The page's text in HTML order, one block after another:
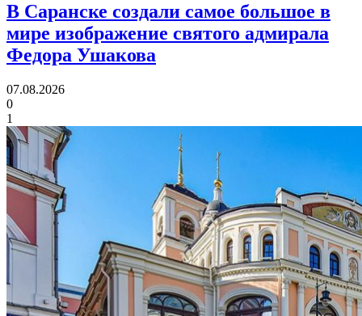
В Саранске создали самое большое в
мире изображение святого адмирала
Федора Ушакова
07.08.2026
0
1